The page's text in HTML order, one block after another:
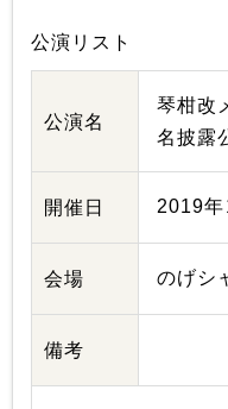
公演リスト
公演名
琴柑改
名披露
開催日 2019
会場 のげシ
備考